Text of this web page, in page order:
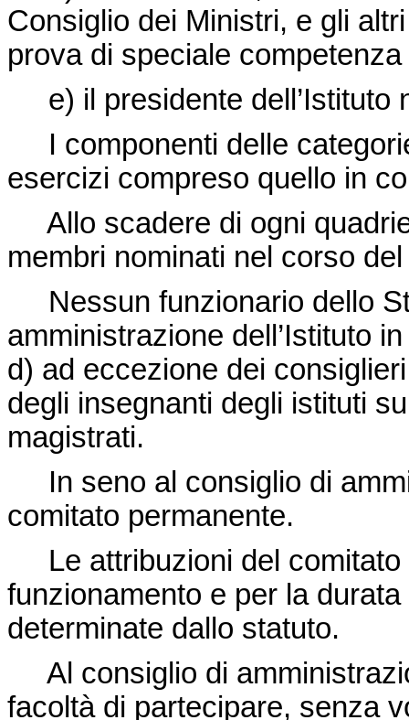
Consiglio dei Ministri, e gli
prova di speciale
e) il presidente dell’Istituto
I componenti delle
esercizi compreso quello in
Allo scadere di ogni
membri nominati nel corso
Nessun funzionario dello
amministrazione dell’Istituto
d) ad eccezione dei
degli insegnanti degli istituti
magistrati.
In seno al consiglio di
comitato permanente.
Le attribuzioni del comitato
funzionamento e per la
determinate dallo statuto.
Al consiglio di
facoltà di partecipare, senza